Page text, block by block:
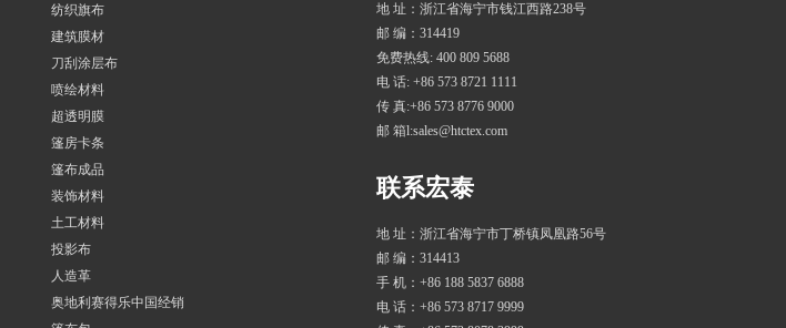
纺织旗布
建筑膜材
刀刮涂层布
喷绘材料
超透明膜
篷房卡条
篷布成品
装饰材料
土工材料
投影布
人造革
奥地利赛得乐中国经销
地 址：浙江省海宁市钱江西路238号
邮 编：314419
免费热线: 400 809 5688
电 话: +86 573 8721 1111
传 真:+86 573 8776 9000
邮 箱l:sales@htctex.com
联系宏泰
地 址：浙江省海宁市丁桥镇凤凰路56号
邮 编：314413
手 机：+86 188 5837 6888
电 话：+86 573 8717 9999